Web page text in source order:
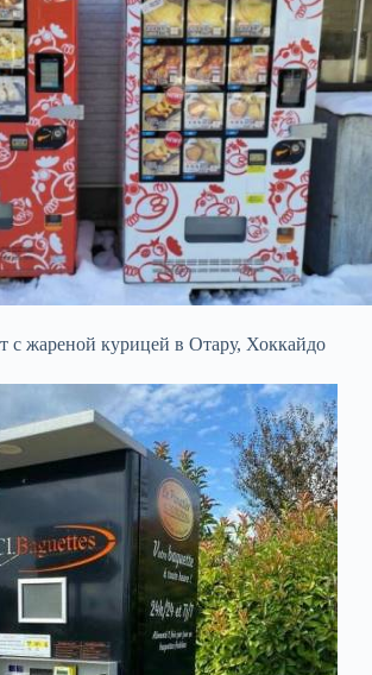
с жареной курицей в Отару, Хоккайдо